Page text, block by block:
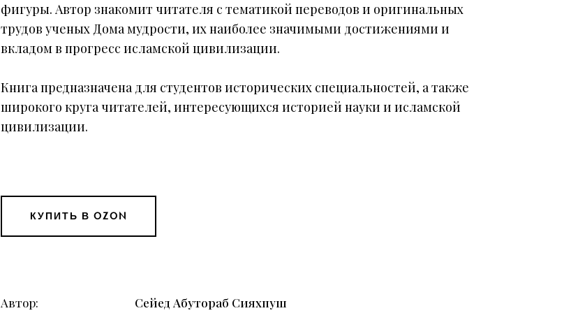
фигуры. Автор знакомит читателя с тематикой переводов и оригинальных
трудов ученых Дома мудрости, их наиболее значимыми достижениями и
вкладом в прогресс исламской цивилизации.
Книга предназначена для студентов исторических специальностей, а также
широкого круга читателей, интересующихся историей науки и исламской
цивилизации.
КУПИТЬ В OZON
Автор
Сейед Абутораб Сияхпуш